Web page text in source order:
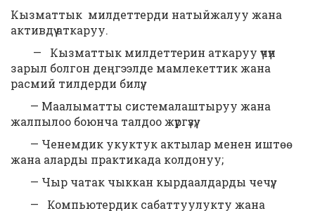
Кызматтык милдеттерди натыйжалуу жана
активдүү аткаруу.
— Кызматтык милдеттерин аткаруу үчүн
зарыл болгон деңгээлде мамлекеттик жана
расмий тилдерди билүү;
— Маалыматты системалаштыруу жана
жалпылоо боюнча талдоо жүргүзүү;
— Ченемдик укуктук актылар менен иштөө
жана аларды практикада колдонуу;
— Чыр чатак чыккан кырдаалдарды чечүү;
— Компьютердик сабаттуулукту жана